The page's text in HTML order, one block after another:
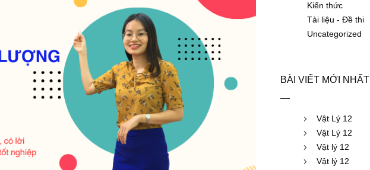
Kiến thức
Tài liệu - Đề thi
Uncategorized
BÀI VIẾT MỚI NHẤT
Vật Lý 12
Vật Lý 12
Vật lý 12
Vật lý 12